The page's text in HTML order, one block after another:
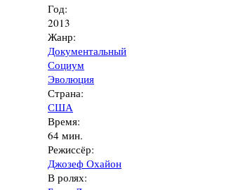
Год:
2013
Жанр:
Документальный
Социум
Эволюция
Страна:
США
Время:
64 мин.
Режиссёр:
Джозеф Охайон
В ролях: